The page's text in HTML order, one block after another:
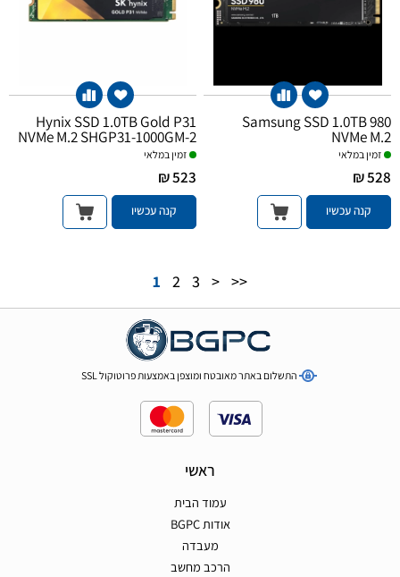
Samsung SSD 1.0TB 980
NVMe M.2
זמין במלאי
528 ₪
קנה עכשיו
Hynix SSD 1.0TB Gold P31
NVMe M.2 SHGP31-1000GM-2
זמין במלאי
523 ₪
קנה עכשיו
1 2 3 > >>
התשלום באתר מאובטח ומוצפן באמצעות פרוטוקול SSL
ראשי
עמוד הבית
אודות BGPC
מעבדה
הרכב מחשב